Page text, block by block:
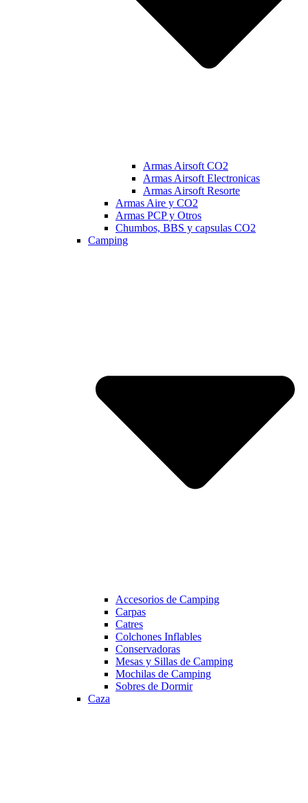
Armas Airsoft CO2
Armas Airsoft Electronicas
Armas Airsoft Resorte
Armas Aire y CO2
Armas PCP y Otros
Chumbos, BBS y capsulas CO2
Camping
Accesorios de Camping
Carpas
Catres
Colchones Inflables
Conservadoras
Mesas y Sillas de Camping
Mochilas de Camping
Sobres de Dormir
Caza